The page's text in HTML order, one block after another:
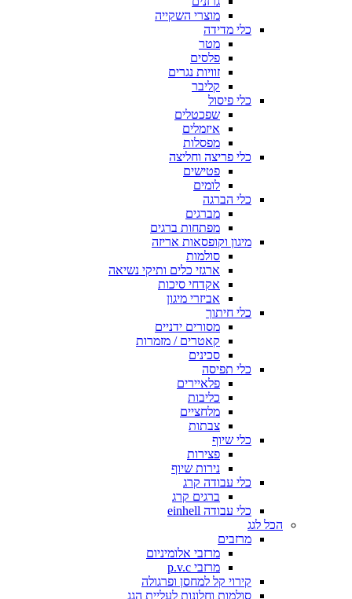
מוצרי השקייה
כלי מדידה
מטר
פלסים
זוויות נגרים
קליבר
כלי פיסול
שפכטלים
איזמלים
מפסלות
כלי פריצה וחליצה
פטישים
לומים
כלי הברגה
מברגים
מפתחות ברגים
מיגון וקופסאות אריזה
סולמות
ארגזי כלים ותיקי נשיאה
אקדחי סיכות
אביזרי מיגון
כלי חיתוך
מסורים ידניים
קאטרים / מזמרות
סכינים
כלי תפיסה
פלאיירים
כליבות
מלחציים
צבתות
כלי שיוף
פצירות
נירות שיוף
כלי עבודה קרג
ברגים קרג
כלי עבודה einhell
הכל לגג
מרזבים
מרזבי אלומיניום
מרזבי p.v.c
קירוי קל למחסן ופרגולה
סולמות וחלונות לעליית הגג